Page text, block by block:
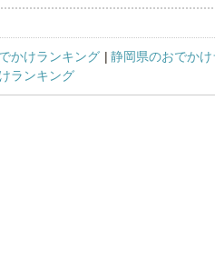
かけランキング
静岡県のおでか
ランキング